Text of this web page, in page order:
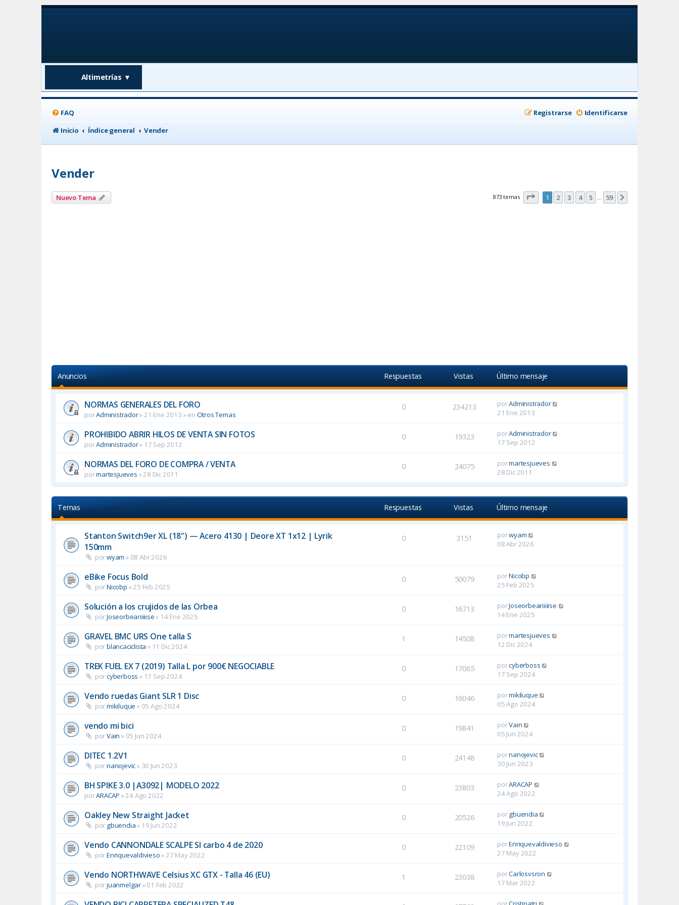
Altimetrías ▼
FAQ Identificarse
Registrarse
Inicio
Índice general Vender
Vender
Nuevo Tema 873 temas Página1 de 59
1 2 3 4 5 … 59
Anuncios Respuestas Vistas Último mensaje
NORMAS GENERALES DEL FORO
porAdministrador»21 Ene 2013 » en Otros Temas
0 234213 porAdministrador
21 Ene 2013
PROHIBIDO ABRIR HILOS DE VENTA SIN FOTOS
porAdministrador» 17 Sep 2012
0 19323 porAdministrador
17 Sep 2012
NORMAS DEL FORO DE COMPRA / VENTA
pormartesjueves »28 Dic 2011
0 24075 pormartesjueves
28 Dic 2011
Temas Respuestas Vistas Último mensaje
Stanton Switch9er XL (18") — Acero 4130 | Deore XT 1x12 | Lyrik
150mm
porwyam » 08 Abr 2026
0 3151 porwyam
08 Abr 2026
eBike Focus Bold
porNicobp »25 Feb 2025
0 50079 porNicobp
25 Feb 2025
Solución a los crujidos de las Orbea
porJoseorbeariiiiise» 14 Ene 2025
0 16713 porJoseorbeariiiiise
14 Ene 2025
GRAVEL BMC URS One talla S
porblancaciclista » 11 Dic 2024
1 14508 pormartesjueves
12 Dic 2024
TREK FUEL EX 7 (2019) Talla L por 900€ NEGOCIABLE
porcyberboss » 17 Sep 2024
0 17065 porcyberboss
17 Sep 2024
Vendo ruedas Giant SLR 1 Disc
pormikiluque » 05 Ago 2024
0 16046 pormikiluque
05 Ago 2024
vendo mi bici
porVain » 05 Jun 2024
0 19841 porVain
05 Jun 2024
DITEC 1.2V1
pornanojevic» 30 Jun 2023
0 24148 pornanojevic
30 Jun 2023
BH SPIKE 3.0 |A3092| MODELO 2022
porARACAP »24 Ago 2022
0 23803 porARACAP
24 Ago 2022
Oakley New Straight Jacket
por gbuendia» 19 Jun 2022
0 20526 porgbuendia
19 Jun 2022
Vendo CANNONDALE SCALPE SI carbo 4 de 2020
porEnriquevaldivieso»27 May 2022
0 22109 porEnriquevaldivieso
27 May 2022
Vendo NORTHWAVE Celsius XC GTX - Talla 46 (EU)
porjuanmelgar»01 Feb 2022
1 23038 porCarlosvsron
17 Mar 2022